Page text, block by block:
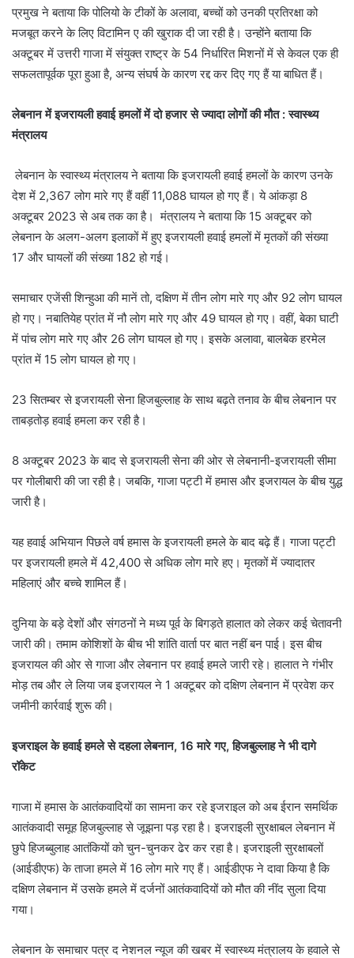
प्रमुख ने बताया कि पोलियो के टीकों के अलावा, बच्चों को उनकी प्रतिरक्षा को
मजबूत करने के लिए विटामिन ए की खुराक दी जा रही है। उन्होंने बताया कि
अक्टूबर में उत्तरी गाजा में संयुक्त राष्ट्र के 54 निर्धारित मिशनों में से केवल एक ही
सफलतापूर्वक पूरा हुआ है, अन्य संघर्ष के कारण रद्द कर दिए गए हैं या बाधित हैं।
लेबनान में इजरायली हवाई हमलों में दो हजार से ज्यादा लोगों की मौत : स्वास्थ्य
मंत्रालय
लेबनान के स्वास्थ्य मंत्रालय ने बताया कि इजरायली हवाई हमलों के कारण उनके
देश में 2,367 लोग मारे गए हैं वहीं 11,088 घायल हो गए हैं। ये आंकड़ा 8
अक्टूबर 2023 से अब तक का है। मंत्रालय ने बताया कि 15 अक्टूबर को
लेबनान के अलग-अलग इलाकों में हुए इजरायली हवाई हमलों में मृतकों की संख्या
17 और घायलों की संख्या 182 हो गई।
समाचार एजेंसी शिन्हुआ की मानें तो, दक्षिण में तीन लोग मारे गए और 92 लोग घायल
हो गए। नबातियेह प्रांत में नौ लोग मारे गए और 49 घायल हो गए। वहीं, बेका घाटी
में पांच लोग मारे गए और 26 लोग घायल हो गए। इसके अलावा, बालबेक हरमेल
प्रांत में 15 लोग घायल हो गए।
23 सितम्बर से इजरायली सेना हिजबुल्लाह के साथ बढ़ते तनाव के बीच लेबनान पर
ताबड़तोड़ हवाई हमला कर रही है।
8 अक्टूबर 2023 के बाद से इजरायली सेना की ओर से लेबनानी-इजरायली सीमा
पर गोलीबारी की जा रही है। जबकि, गाजा पट्टी में हमास और इजरायल के बीच युद्ध
जारी है।
यह हवाई अभियान पिछले वर्ष हमास के इजरायली हमले के बाद बढ़े हैं। गाजा पट्टी
पर इजरायली हमले में 42,400 से अधिक लोग मारे हए। मृतकों में ज्यादातर
महिलाएं और बच्चे शामिल हैं।
दुनिया के बड़े देशों और संगठनों ने मध्य पूर्व के बिगड़ते हालात को लेकर कई चेतावनी
जारी की। तमाम कोशिशों के बीच भी शांति वार्ता पर बात नहीं बन पाई। इस बीच
इजरायल की ओर से गाजा और लेबनान पर हवाई हमले जारी रहे। हालात ने गंभीर
मोड़ तब और ले लिया जब इजरायल ने 1 अक्टूबर को दक्षिण लेबनान में प्रवेश कर
जमीनी कार्रवाई शुरू की।
इजराइल के हवाई हमले से दहला लेबनान, 16 मारे गए, हिजबुल्लाह ने भी दागे
रॉकेट
गाजा में हमास के आतंकवादियों का सामना कर रहे इजराइल को अब ईरान समर्थिक
आतंकवादी समूह हिजबुल्लाह से जूझना पड़ रहा है। इजराइली सुरक्षाबल लेबनान में
छुपे हिजब्बुलाह आतंकियों को चुन-चुनकर ढेर कर रहा है। इजराइली सुरक्षाबलों
(आईडीएफ) के ताजा हमले में 16 लोग मारे गए हैं। आईडीएफ ने दावा किया है कि
दक्षिण लेबनान में उसके हमले में दर्जनों आतंकवादियों को मौत की नींद सुला दिया
गया।
लेबनान के समाचार पत्र द नेशनल न्यूज की खबर में स्वास्थ्य मंत्रालय के हवाले से